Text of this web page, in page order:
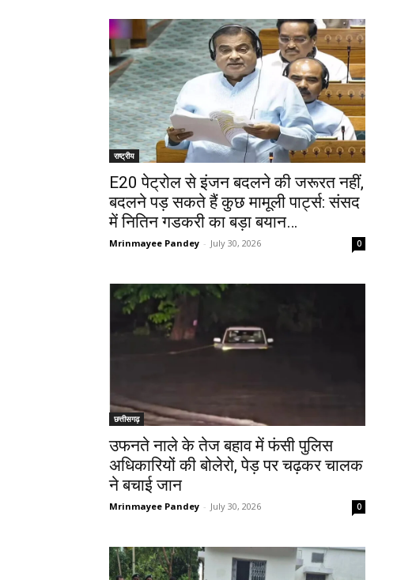
राष्ट्रीय
E20 पेट्रोल से इंजन बदलने की जरूरत नहीं,
बदलने पड़ सकते हैं कुछ मामूली पार्ट्स: संसद
में नितिन गडकरी का बड़ा बयान…
Mrinmayee Pandey - July 30, 2026 0
छत्तीसगढ़
उफनते नाले के तेज बहाव में फंसी पुलिस
अधिकारियों की बोलेरो, पेड़ पर चढ़कर चालक
ने बचाई जान
Mrinmayee Pandey - July 30, 2026 0